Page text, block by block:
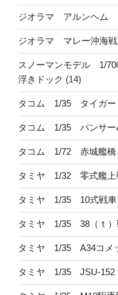
ジオラマ アルンヘム
ジオラマ マレー沖海戦
スノーマンモデル 1/
浮きドック (14)
タコム 1/35 タイガー
タコム 1/35 パンサー
タコム 1/72 赤城艦橋
タミヤ 1/32 零式艦上
タミヤ 1/35 10式戦車
タミヤ 1/35 38（ｔ）
タミヤ 1/35 A34コメ
タミヤ 1/35 JSU-152